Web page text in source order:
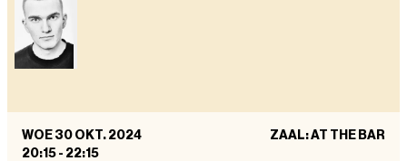
WOE 30 OKT. 2024
20:15 - 22:15
ZAAL: AT THE BAR